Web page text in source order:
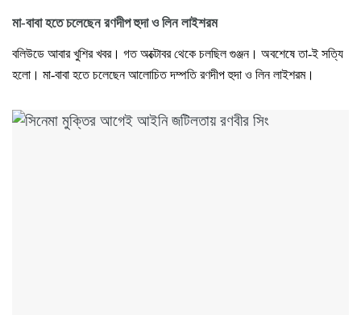
মা-বাবা হতে চলেছেন রণদীপ হুদা ও লিন লাইশরম
বলিউডে আবার খুশির খবর। গত অক্টোবর থেকে চলছিল গুঞ্জন। অবশেষে তা-ই সত্যি
হলো। মা-বাবা হতে চলেছেন আলোচিত দম্পতি রণদীপ হুদা ও লিন লাইশরম।